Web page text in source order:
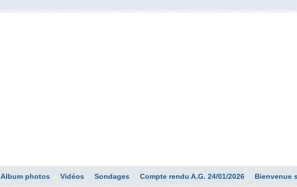
Album photos Vidéos Sondages Compte rendu A.G. 24/01/2026 Bienvenue